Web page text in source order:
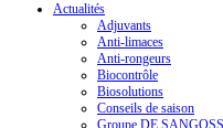
Actualités
Adjuvants
Anti-limaces
Anti-rongeurs
Biocontrôle
Biosolutions
Conseils de saison